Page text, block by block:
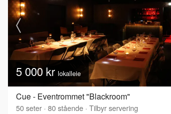
5 000 kr lokalleie
Cue - Eventrommet "Blackroom"
50seter · 80stående · Tilbyr servering